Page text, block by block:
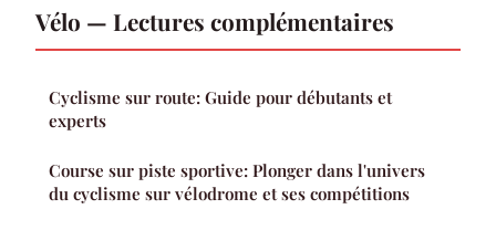
Vélo — Lectures complémentaires
Cyclisme sur route: Guide pour débutants et
experts
Course sur piste sportive: Plonger dans l'univers
du cyclisme sur vélodrome et ses compétitions